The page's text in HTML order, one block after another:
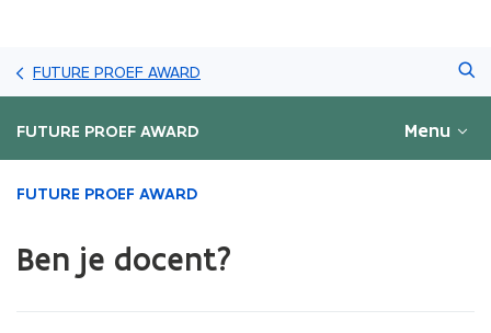
gaan
FUTURE PROEF AWARD
FUTURE PROEF AWARD Menu
Gedaan
FUTURE PROEF AWARD
Ben je docent?